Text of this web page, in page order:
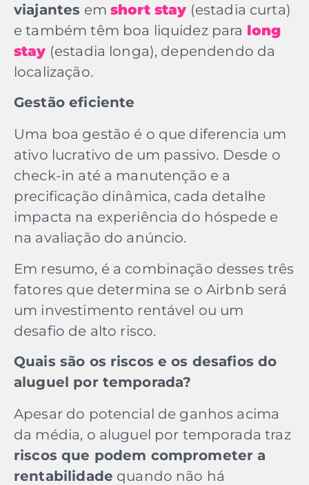
viajantes em short stay (estadia curta)
e também têm boa liquidez para long
stay (estadia longa), dependendo da
localização.
Gestão eficiente
Uma boa gestão é o que diferencia um
ativo lucrativo de um passivo. Desde o
check-in até a manutenção e a
precificação dinâmica, cada detalhe
impacta na experiência do hóspede e
na avaliação do anúncio.
Em resumo, é a combinação desses três
fatores que determina se o Airbnb será
um investimento rentável ou um
desafio de alto risco.
Quais são os riscos e os desafios do
aluguel por temporada?
Apesar do potencial de ganhos acima
da média, o aluguel por temporada traz
riscos que podem comprometer a
rentabilidade quando não há